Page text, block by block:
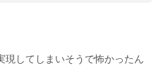
現してしまいそうで怖かったん